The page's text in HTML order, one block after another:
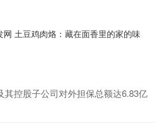
网 土豆鸡肉烙：藏在面香里的家的味
其控股子公司对外担保总额达6.83亿